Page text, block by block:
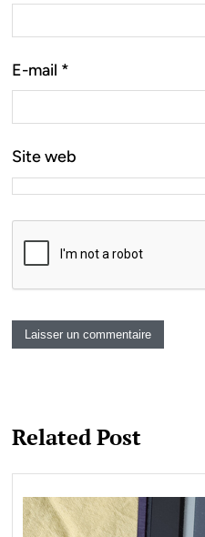
E-mail *
Site web
Related Post